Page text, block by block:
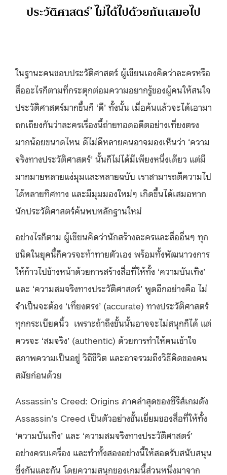
ประวัติศาสตร์’ ไม่ได้ไปด้วยกันเสมอไป
ในฐานะคนชอบประวัติศาสตร์ ผู้เขียนเองคิดว่าละครหรือ
สื่ออะไรก็ตามที่กระตุกต่อมความอยากรู้ของผู้คนให้สนใจ
ประวัติศาสตร์มากขึ้นก็ ‘ดี’ ทั้งนั้น เมื่อค้นแล้วจะได้เอามา
ถกเถียงกันว่าละครเรื่องนี้ถ่ายทอดอดีตอย่างเที่ยงตรง
มากน้อยขนาดไหน ดีไม่ดีหลายคนอาจมองเห็นว่า ‘ความ
จริงทางประวัติศาสตร์’ นั้นก็ไม่ได้มีเพียงหนึ่งเดียว แต่มี
มากมายหลายแง่มุมและหลายฉบับ เราสามารถตีความไป
ได้หลายทิศทาง และมีมุมมองใหม่ๆ เกิดขึ้นได้เสมอหาก
นักประวัติศาสตร์ค้นพบหลักฐานใหม่
อย่างไรก็ตาม ผู้เขียนคิดว่านักสร้างละครและสื่ออื่นๆ ทุก
ชนิดในยุคนี้ก็ควรจะท้าทายตัวเอง พร้อมทั้งพัฒนาวงการ
ให้ก้าวไปข้างหน้าด้วยการสร้างสื่อที่ให้ทั้ง ‘ความบันเทิง’
และ ‘ความสมจริงทางประวัติศาสตร์’ พูดอีกอย่างคือ ไม่
จำเป็นจะต้อง ‘เที่ยงตรง’ (accurate) ทางประวัติศาสตร์
ทุกกระเบียดนิ้ว เพราะถ้าถึงขั้นนั้นอาจจะไม่สนุกก็ได้ แต่
ควรจะ ‘สมจริง’ (authentic) ด้วยการทำให้คนเข้าใจ
สภาพความเป็นอยู่ วิถีชีวิต และอาจรวมถึงวิธีคิดของคน
สมัยก่อนด้วย
Assassin’s Creed: Origins ภาคล่าสุดของซีรีส์เกมดัง
Assassin’s Creed เป็นตัวอย่างชั้นเยี่ยมของสื่อที่ให้ทั้ง
‘ความบันเทิง’ และ ‘ความสมจริงทางประวัติศาสตร์’
อย่างครบเครื่อง และทำทั้งสองอย่างนี้ให้สอดรับสนับสนุน
ซึ่งกันและกัน โดยความสนุกของเกมนี้ส่วนหนึ่งมาจาก